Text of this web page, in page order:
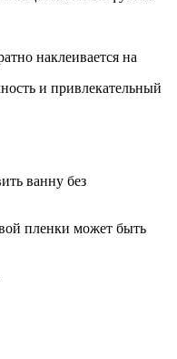
наклеивается на
и привлекательный
ванну без
пленки может быть